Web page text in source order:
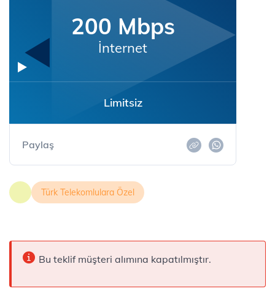
200 Mbps
İnternet
Limitsiz
Paylaş
Türk Telekomlulara Özel
Bu teklif müşteri alımına kapatılmıştır.